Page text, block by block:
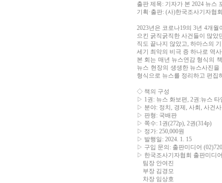
출판 제목: 기자가 본 2024 뉴스
기획 ·출판: (사)한국조사기자협
2023년은 코로나19의3년 4개월
으킨 굵직굵직한 사건들이 많았
직도 끝나지 않았고, 하마스의
세기 최악의 비극 증 하나로 역
본 회는 매년 뉴스연감 형식의
뉴스 현장의 생생한 뉴스사진
형식으로 뉴스를 정리하고 편집
◇ 책의 구성
▷ 1권 : 뉴스 화보편, 2권 :뉴스 타
▷ 분야: 정치 , 경제 , 사회 , 사건
▷ 판형 : 국배판
▷ 쪽수: 1권(272p), 2권(314p)
▷ 정가: 250,000원
▷ 발행일 : 2024. 1. 15
▷ 구입 문의 : 출판미디어
▷ 한국조사기자협회 출판미디
팀장 안여진
부장 김경모
차장 임상호